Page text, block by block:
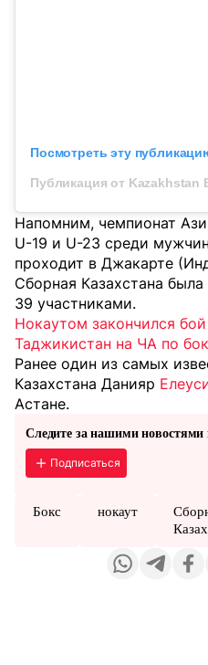
Посмотреть эту
Напомним, чемпионат
U-19 и U-23 среди
проходит в Джакарте
Сборная Казахстана
39 участниками.
Нокаутом закончился
Таджикистан на ЧА по
Ранее один из самых
Казахстана Данияр
Астане.
Следите за нашими новостями
Подписаться
Бокс нокаут